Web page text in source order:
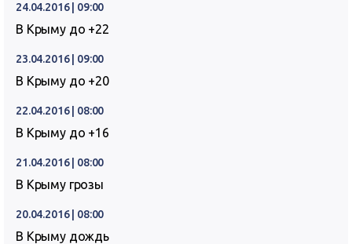
24.04.2016 | 09:00
В Крыму до +22
23.04.2016 | 09:00
В Крыму до +20
22.04.2016 | 08:00
В Крыму до +16
21.04.2016 | 08:00
В Крыму грозы
20.04.2016 | 08:00
В Крыму дождь